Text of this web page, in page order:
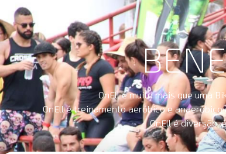
OnEll é muito mais que uma
OnEll é treinamento aeróbico e
OnEll é diversão,